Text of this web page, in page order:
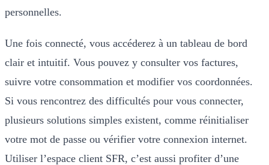
personnelles.
Une fois connecté, vous accéderez à un tableau de bord
clair et intuitif. Vous pouvez y consulter vos factures,
suivre votre consommation et modifier vos coordonnées.
Si vous rencontrez des difficultés pour vous connecter,
plusieurs solutions simples existent, comme réinitialiser
votre mot de passe ou vérifier votre connexion internet.
Utiliser l’espace client SFR, c’est aussi profiter d’une